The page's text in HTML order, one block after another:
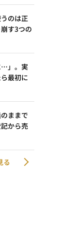
のは正
す3つの
…」。実
最初に
ままで
から売
る